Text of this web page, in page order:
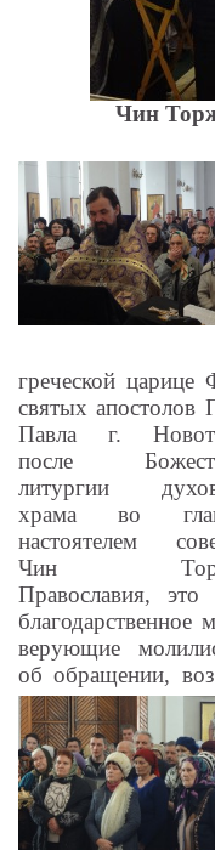
Чин
греческой царице
святых апостолов
Павла г.
после
литургии
храма во
настоятелем
Чин
Православия, это
благодарственное
верующие
об обращении,